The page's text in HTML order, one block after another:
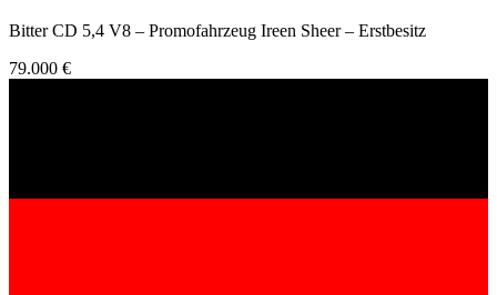
Bitter CD 5,4 V8 – Promofahrzeug Ireen Sheer – Erstbesitz
79.000 €